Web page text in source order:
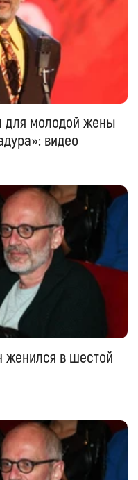
для молодой жены
видео
женился в шестой